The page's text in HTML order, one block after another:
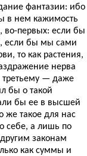
фантазии: ибо
в нем кажимость
во-первых: если бы
если бы мы сами
то как растения,
нерва
третьему — даже
бы о такой
бы ее в высшей
же такое для нас
себе, а лишь по
законам
как суммы и